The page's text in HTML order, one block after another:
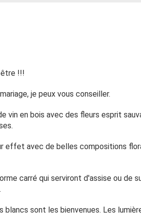
!!!
je peux vous conseiller.
vin en bois avec des fleurs esprit
effet avec de belles compositions
carré qui serviront d'assise ou de
blancs sont les bienvenues. Les